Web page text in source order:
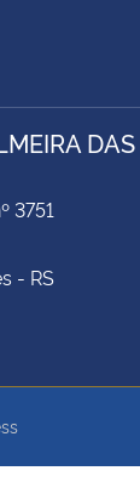
DAS
3751
- RS